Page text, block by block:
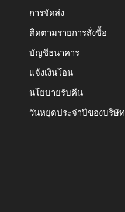
การจัดส่ง
ติดตามรายการสั่งซื้อ
บัญชีธนาคาร
แจ้งเงินโอน
นโยบายรับคืน
วันหยุดประจำปีของบริษัท